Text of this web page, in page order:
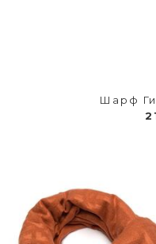
Шарф